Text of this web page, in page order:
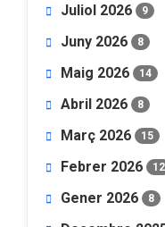
Juliol 2026 9
Juny 2026 8
Maig 2026 14
Abril 2026 8
Març 2026 15
Febrer 2026 12
Gener 2026 8